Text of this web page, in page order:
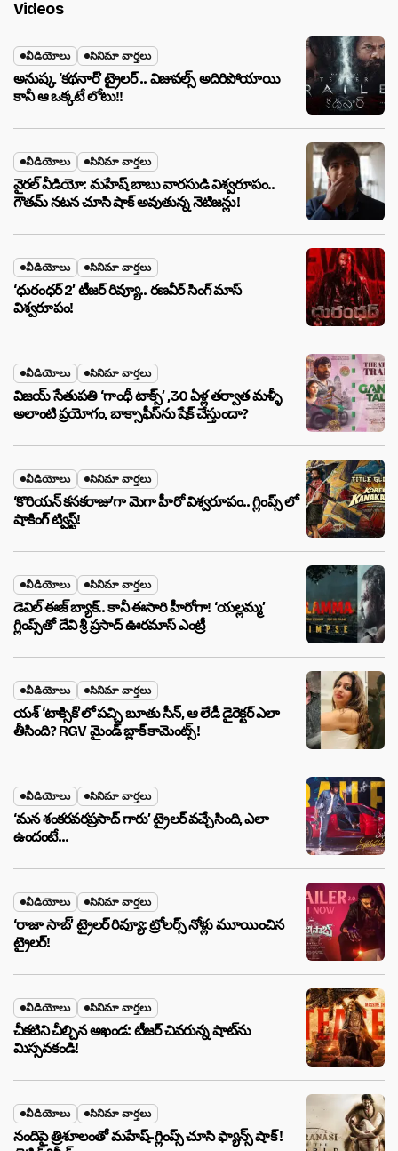
Videos
వీడియోలు సినిమా వార్తలు
అనుష్క ‘కథనార్’ ట్రైలర్ .. విజువల్స్ అదిరిపోయాయి
కానీ ఆ ఒక్కటే లోటు!!
వీడియోలు సినిమా వార్తలు
వైరల్ వీడియో: మహేష్ బాబు వారసుడి విశ్వరూపం..
గౌతమ్ నటన చూసి షాక్ అవుతున్న నెటిజన్లు!
వీడియోలు సినిమా వార్తలు
‘ధురంధర్ 2’ టీజర్ రివ్యూ.. రణవీర్ సింగ్ మాస్
విశ్వరూపం!
వీడియోలు సినిమా వార్తలు
విజయ్ సేతుపతి ‘గాంధీ టాక్స్’ ,30 ఏళ్ల తర్వాత మళ్ళీ
అలాంటి ప్రయోగం, బాక్సాఫీస్‌ను షేక్ చేస్తుందా?
వీడియోలు సినిమా వార్తలు
‘కొరియన్ కనకరాజు’గా మెగా హీరో విశ్వరూపం.. గ్లింప్స్ లో
షాకింగ్ ట్విస్ట్!
వీడియోలు సినిమా వార్తలు
డెవిల్ ఈజ్ బ్యాక్.. కానీ ఈసారి హీరోగా! ‘యల్లమ్మ’
గ్లింప్స్‌తో దేవి శ్రీ ప్రసాద్ ఊరమాస్ ఎంట్రీ
వీడియోలు సినిమా వార్తలు
యశ్ ‘టాక్సిక్’లో పచ్చి బూతు సీన్, ఆ లేడీ డైరెక్టర్ ఎలా
తీసింది? RGV మైండ్ బ్లాక్ కామెంట్స్!
వీడియోలు సినిమా వార్తలు
‘మన శంకరవరప్రసాద్ గారు’ ట్రైలర్ వచ్చేసింది, ఎలా
ఉందంటే…
వీడియోలు సినిమా వార్తలు
‘రాజా సాబ్’ ట్రైలర్ రివ్యూ: ట్రోలర్స్ నోళ్లు మూయించిన
ట్రైలర్!
వీడియోలు సినిమా వార్తలు
చీకటిని చీల్చిన అఖండ: టీజర్ చివరున్న షాట్‌ను
మిస్సవకండి!
వీడియోలు సినిమా వార్తలు
నందిపై త్రిశూలంతో మహేష్-గ్లింప్స్ చూసి ఫ్యాన్స్ షాక్ !